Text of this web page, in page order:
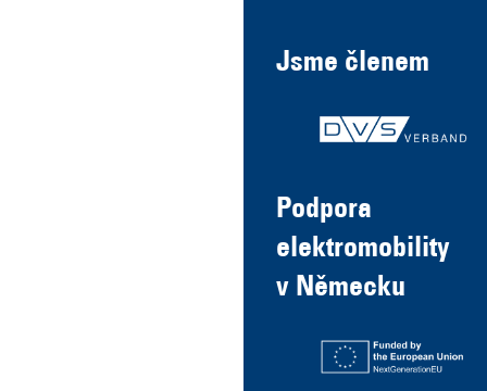
Jsme členem
Podpora
elektromobility
v Německu